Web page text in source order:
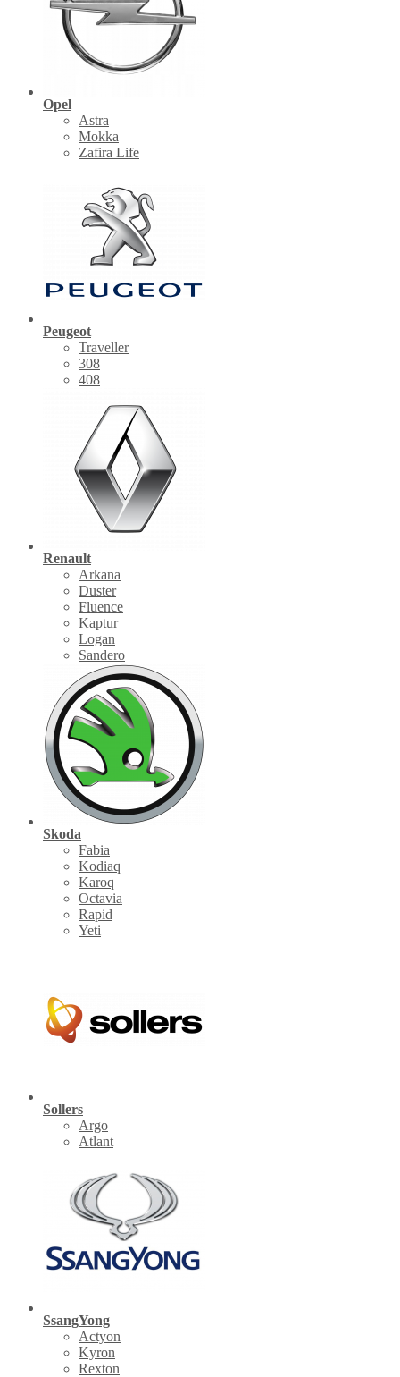
Opel
Astra
Mokka
Zafira Life
Peugeot
Traveller
308
408
Renault
Arkana
Duster
Fluence
Kaptur
Logan
Sandero
Skoda
Fabia
Kodiaq
Karoq
Octavia
Rapid
Yeti
Sollers
Argo
Atlant
SsangYong
Actyon
Kyron
Rexton